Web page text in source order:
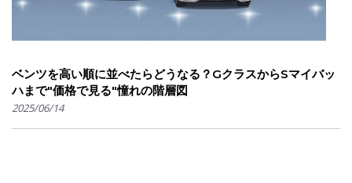
ベンツを高い順に並べたらどうなる？GクラスからSマイバッ
ハまで"価格で見る"憧れの階層図
2025/06/14